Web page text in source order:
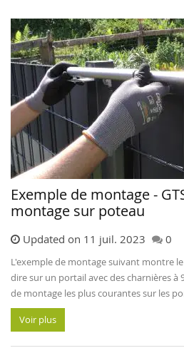
Exemple de montage -
montage sur poteau
Updated on 11 juil. 2023 0
L'exemple de montage suivant montre
dire sur un portail avec des charnières à
de montage les plus courantes sur les
Voir plus